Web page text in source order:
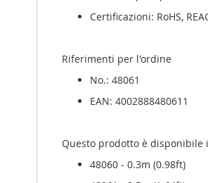
Certificazioni: RoHS,
Riferimenti per l'ordine
No.: 48061
EAN: 4002888480611
Questo prodotto è disponibile
48060 - 0.3m (0.98ft)